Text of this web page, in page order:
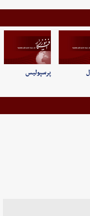
پرسپولیس